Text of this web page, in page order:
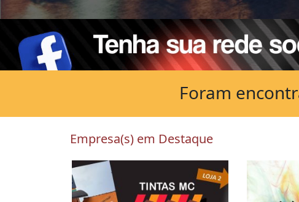
Empresa(s) em Destaque
Foram